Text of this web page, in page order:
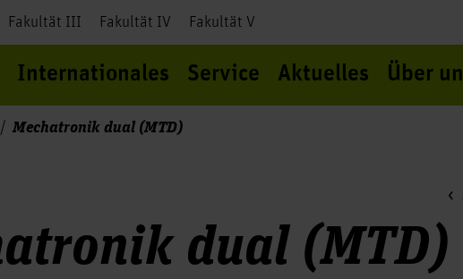
Fakultät III Fakultät IV Fakultät V
Internationales Service Aktuelles Über
Mechatronik dual (MTD)
dual (MTD)